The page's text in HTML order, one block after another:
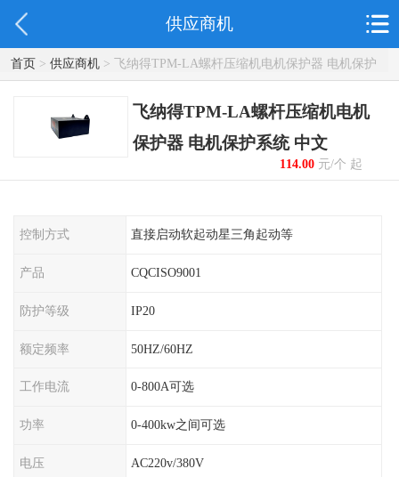
供应商机
首页> 供应商机> 飞纳得TPM-LA螺杆压缩机电机保护器 电机保护
系统 中文
飞纳得TPM-LA螺杆压缩机电机
保护器 电机保护系统 中文
114.00元/个 起
控制方式 直接启动软起动星三角起动等
产品 CQCISO9001
防护等级 IP20
额定频率 50HZ/60HZ
工作电流 0-800A可选
功率 0-400kw之间可选
电压 AC220v/380V